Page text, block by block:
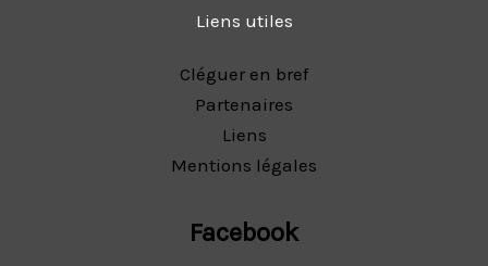
Liens utiles
Cléguer en bref
Partenaires
Liens
Mentions légales
Facebook